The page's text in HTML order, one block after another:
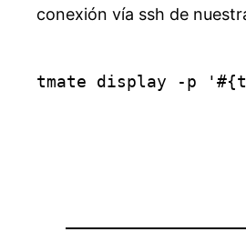
conexión vía ssh de
tmate display -p